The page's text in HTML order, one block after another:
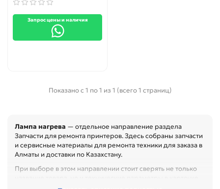
Запрос цены и наличия
Показано с 1 по 1 из 1 (всего 1 страниц)
Лампа нагрева — отдельное направление раздела
Запчасти для ремонта принтеров. Здесь собраны запчасти
и сервисные материалы для ремонта техники для заказа в
Алматы и доставки по Казахстану.
При выборе в этом направлении стоит сверять не только